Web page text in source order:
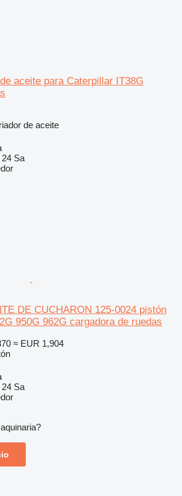
aceite para Caterpillar IT38G
de aceite
Sa
DE CUCHARON 125-0024 pistón
950G 962G cargadora de ruedas
≈ EUR 1,904
Sa